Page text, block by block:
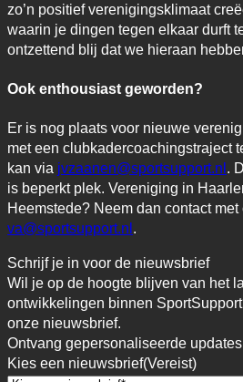
zo’n positief verenigingsklimaat
waarin je dingen tegen elkaar durft
ontzettend blij dat we hieraan
Ook enthousiast geworden?
Er is nog plaats voor nieuwe
met een clubkadercoachingstraject
kan via jvzaanen@sportsupport.nl .
is beperkt plek. Vereniging in
Heemstede? Neem dan contact met
va@sportsupport.nl .
Schrijf je in voor de nieuwsbrief
Wil je op de hoogte blijven van het
ontwikkelingen binnen
onze nieuwsbrief.
Ontvang gepersonaliseerde updates
Kies een nieuwsbrief(Vereist)